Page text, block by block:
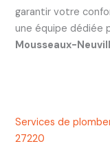
garantir votre
une équipe dédiée
Mousseaux-
Services de
27220